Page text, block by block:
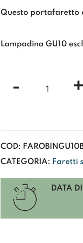
Questo portafaretto
Lampadina GU10
-
trifase
modulare
+
COD:
CATEGORIA: Faretti
DATA